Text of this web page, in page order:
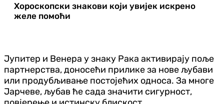
Хороскопски знакови који увијек искрено
желе помоћи
Јупитер и Венера у знаку Рака активирају поље
партнерства, доносећи прилике за нове љубави
или продубљивање постојећих односа. За многе
Јарчеве, љубав ће сада значити сигурност,